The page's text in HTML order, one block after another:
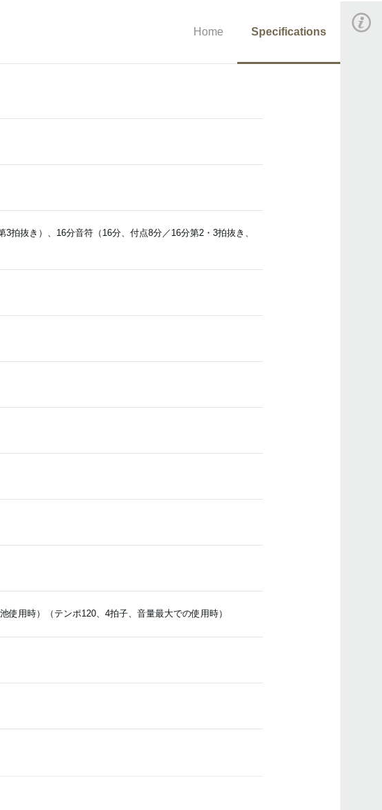
Home Specifications
拍抜き）、16分音符（16分、付点8分／16分第2・3拍抜き、
用時）（テンポ120、4拍子、音量最大での使用時）